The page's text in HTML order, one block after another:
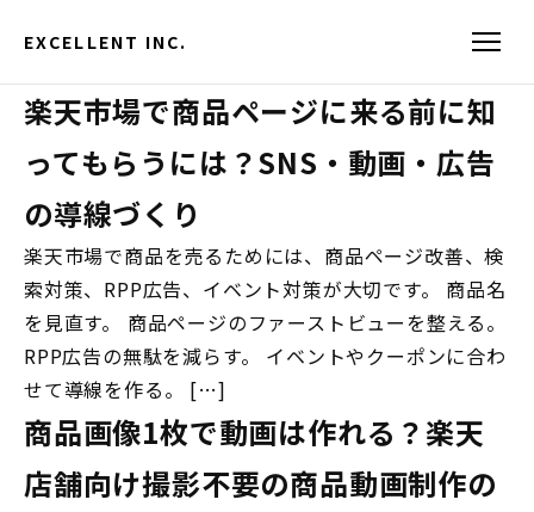
EXCELLENT INC.
楽天市場で商品ページに来る前に知
ってもらうには？SNS・動画・広告
の導線づくり
楽天市場で商品を売るためには、商品ページ改善、検
索対策、RPP広告、イベント対策が大切です。 商品名
を見直す。 商品ページのファーストビューを整える。
RPP広告の無駄を減らす。 イベントやクーポンに合わ
せて導線を作る。 […]
商品画像1枚で動画は作れる？楽天
店舗向け撮影不要の商品動画制作の